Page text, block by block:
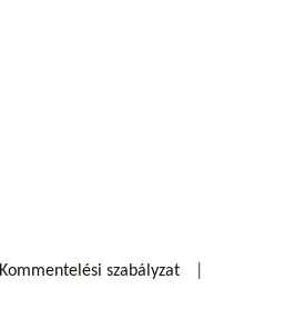
Kommentelési szabályzat